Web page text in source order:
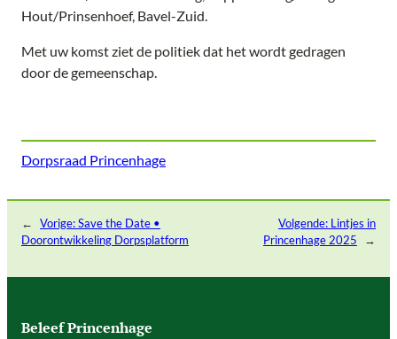
Hout/Prinsenhoef, Bavel-Zuid.
Met uw komst ziet de politiek dat het wordt gedragen
door de gemeenschap.
Dorpsraad Princenhage
← Vorige:Save the Date •
Doorontwikkeling Dorpsplatform
Volgende: Lintjes in
Princenhage 2025
→
Beleef Princenhage